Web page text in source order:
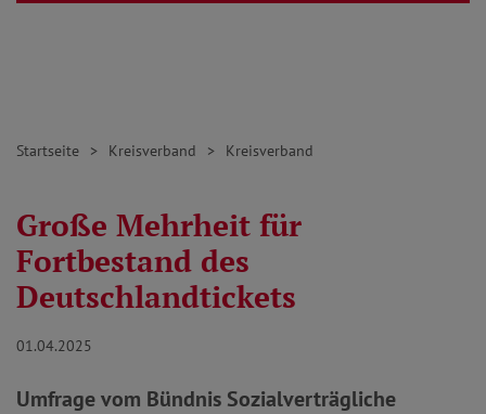
Startseite Kreisverband Kreisverband
Große Mehrheit für
Fortbestand des
Deutschlandtickets
01.04.2025
Umfrage vom Bündnis Sozialverträgliche